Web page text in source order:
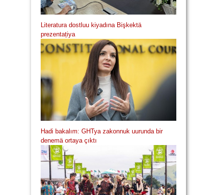
Literatura dostluu kiyadına Bişkektä
prezentațiya
Hadi bakalım: GHTya zakonnuk uurunda bir
denemä ortaya çıktı